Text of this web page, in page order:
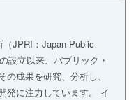
JPRI：Japan Public
設立以来、パブリック・
成果を研究、分析し、
発に注力しています。 イ